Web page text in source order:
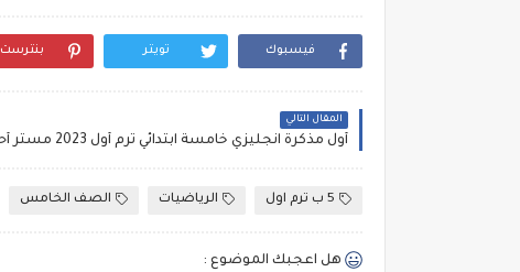
فيسبوك تويتر بنترست
المقال التالي
5 ب ترم اول الرياضيات الصف الخامس
هل اعجبك الموضوع :